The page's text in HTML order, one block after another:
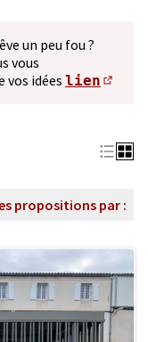
un peu fou ?
vous
vos idées lien
propositions par :